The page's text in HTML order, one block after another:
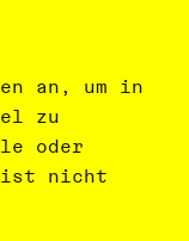
an, um in
zu
oder
ist nicht